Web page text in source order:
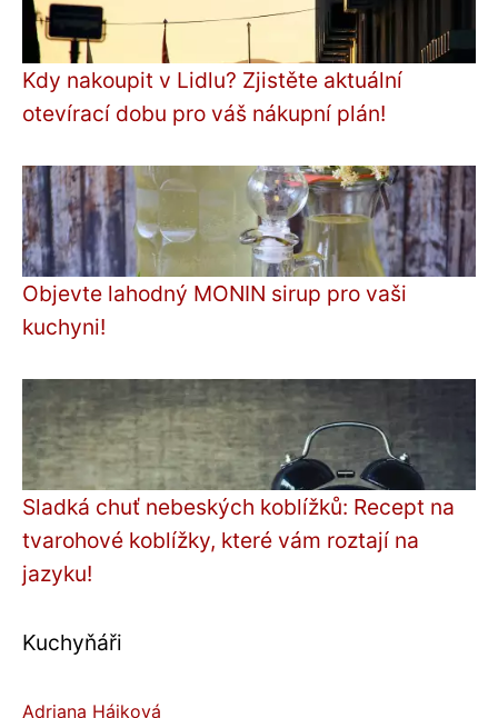
Kdy nakoupit v Lidlu? Zjistěte aktuální
otevírací dobu pro váš nákupní plán!
Objevte lahodný MONIN sirup pro vaši
kuchyni!
Sladká chuť nebeských koblížků: Recept na
tvarohové koblížky, které vám roztají na
jazyku!
Kuchyňáři
Adriana Hájková